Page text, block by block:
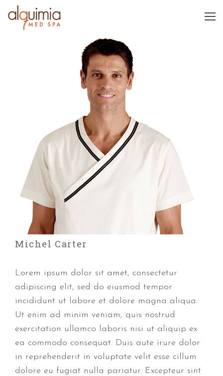
Michel Carter
Lorem ipsum dolor sit amet, consectetur
adipiscing elit, sed do eiusmod tempor
incididunt ut labore et dolore magna aliqua.
Ut enim ad minim veniam, quis nostrud
exercitation ullamco laboris nisi ut aliquip ex
ea commodo consequat. Duis aute irure dolor
in reprehenderit in voluptate velit esse cillum
dolore eu fugiat nulla pariatur. Excepteur sint